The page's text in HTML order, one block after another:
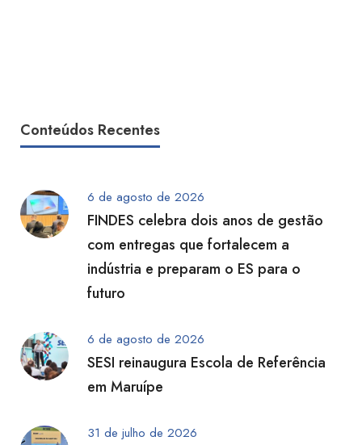
Conteúdos Recentes
6 de agosto de 2026
FINDES celebra dois anos de gestão
com entregas que fortalecem a
indústria e preparam o ES para o
futuro
6 de agosto de 2026
SESI reinaugura Escola de Referência
em Maruípe
31 de julho de 2026